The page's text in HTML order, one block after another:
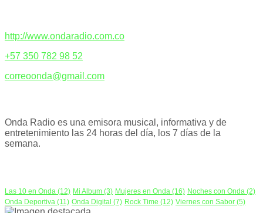
http://www.ondaradio.com.co
+57 350 782 98 52
correoonda@gmail.com
Onda Radio es una emisora musical, informativa y de
entretenimiento las 24 horas del día, los 7 días de la
semana.
Las 10 en Onda (12) Mi Album (3) Mujeres en Onda (16) Noches con Onda (2)
Onda Deportiva (11) Onda Digital (7) Rock Time (12) Viernes con Sabor (5)